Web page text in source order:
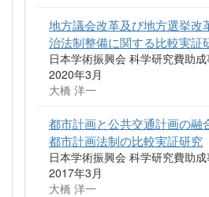
地方議会改革及び地方選挙改
治法制整備に関する比較実証
日本学術振興会 科学研究費助
2020年3月
大橋 洋一
都市計画と公共交通計画の融
都市計画法制の比較実証研究
日本学術振興会 科学研究費助
2017年3月
大橋 洋一